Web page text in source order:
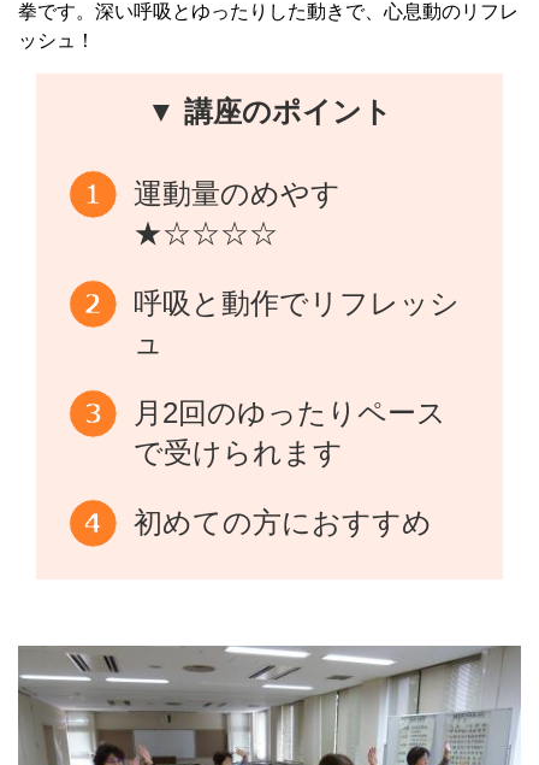
拳です。深い呼吸とゆったりした動きで、心息動のリフレ
ッシュ！
▼ 講座のポイント
運動量のめやす
★☆☆☆☆
呼吸と動作でリフレッシ
ュ
月2回のゆったりペース
で受けられます
初めての方におすすめ